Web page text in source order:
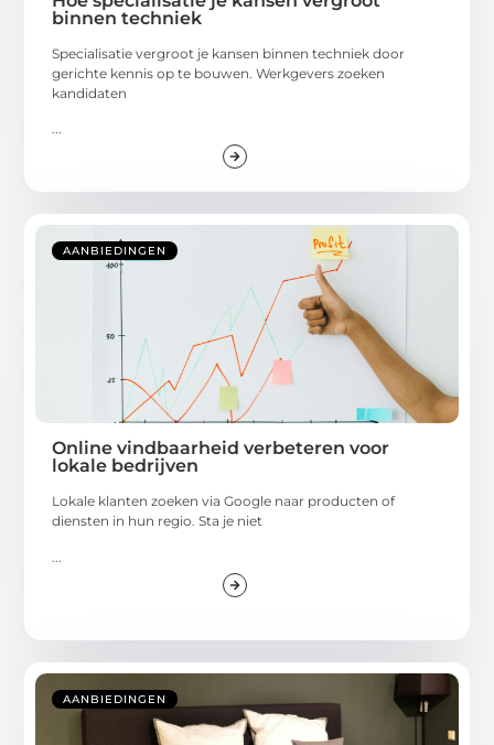
binnen techniek
Specialisatie vergroot je kansen binnen techniek door
gerichte kennis op te bouwen. Werkgevers zoeken
kandidaten
...
AANBIEDINGEN
Online vindbaarheid verbeteren voor
lokale bedrijven
Lokale klanten zoeken via Google naar producten of
diensten in hun regio. Sta je niet
AANBIEDINGEN